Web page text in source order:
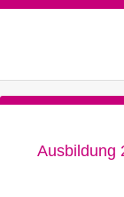
Ausbildung